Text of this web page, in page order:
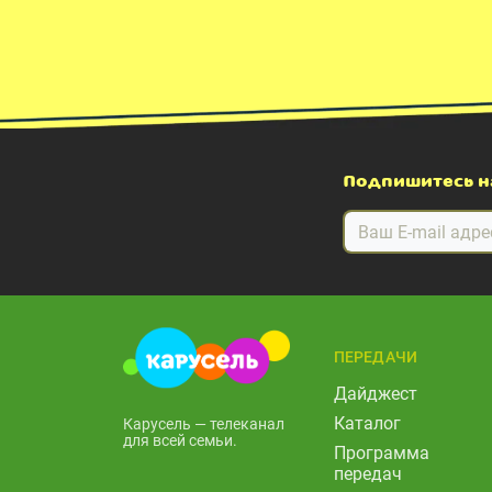
Подпишитесь
Карусель — телеканал
для всей семьи.
ПЕРЕДАЧИ
Дайджест
Каталог
Программа
передач